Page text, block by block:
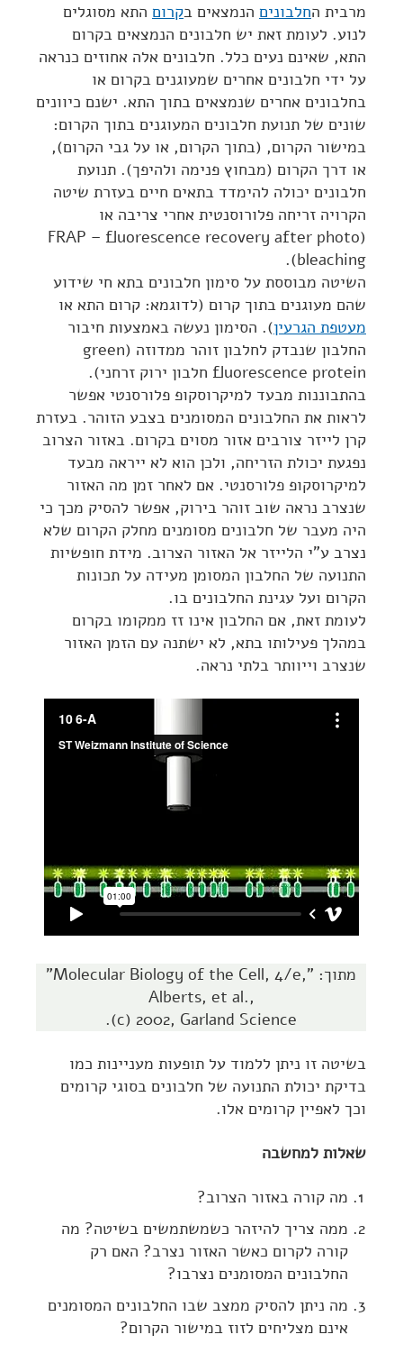
מרבית החלבונים הנמצאים בקרום התא מסוגלים
לנוע. לעומת זאת יש חלבונים הנמצאים בקרום
התא, שאינם נעים כלל. חלבונים אלה אחוזים כנראה
על ידי חלבונים אחרים שמעוגנים בקרום או
בחלבונים אחרים שנמצאים בתוך התא. ישנם כיוונים
שונים של תנועת חלבונים המעוגנים בתוך הקרום:
במישור הקרום, (בתוך הקרום, או על גבי הקרום),
או דרך הקרום (מבחוץ פנימה ולהיפך). תנועת
חלבונים יכולה להימדד בתאים חיים בעזרת שיטה
הקרויה זריחה פלורוסנטית אחרי צריבה או
(FRAP – fluorescence recovery after photo
bleaching).
השיטה מבוססת על סימון חלבונים בתא חי שידוע
שהם מעוגנים בתוך קרום (לדוגמא: קרום התא או
מעטפת הגרעין). הסימון נעשה באמצעות חיבור
החלבון שנבדק לחלבון זוהר ממדוזה (green
fluorescence protein חלבון ירוק זרחני).
בהתבוננות מבעד למיקרוסקופ פלורסנטי אפשר
לראות את החלבונים המסומנים בצבע הזוהר. בעזרת
קרן לייזר צורבים אזור מסוים בקרום. באזור הצרוב
נפגעת יכולת הזריחה, ולכן הוא לא ייראה מבעד
למיקרוסקופ פלורסנטי. אם לאחר זמן מה האזור
שנצרב נראה שוב זוהר בירוק, אפשר להסיק מכך כי
היה מעבר של חלבונים מסומנים מחלק הקרום שלא
נצרב ע"י הלייזר אל האזור הצרוב. מידת חופשיות
התנועה של החלבון המסומן מעידה על תכונות
הקרום ועל עגינת החלבונים בו.
לעומת זאת, אם החלבון אינו זז ממקומו בקרום
במהלך פעילותו בתא, לא ישתנה עם הזמן האזור
שנצרב וייוותר בלתי נראה.
מתוך: "Molecular Biology of the Cell, 4/e,"
Alberts, et al.,
(c) 2002, Garland Science
.
בשיטה זו ניתן ללמוד על תופעות מעניינות כמו
בדיקת יכולת התנועה של חלבונים בסוגי קרומים
וכך לאפיין קרומים אלו.
שאלות למחשבה
מה קורה באזור הצרוב?
ממה צריך להיזהר כשמשתמשים בשיטה? מה
קורה לקרום כאשר האזור נצרב? האם רק
החלבונים המסומנים נצרבו?
מה ניתן להסיק ממצב שבו החלבונים המסומנים
אינם מצליחים לזוז במישור הקרום?